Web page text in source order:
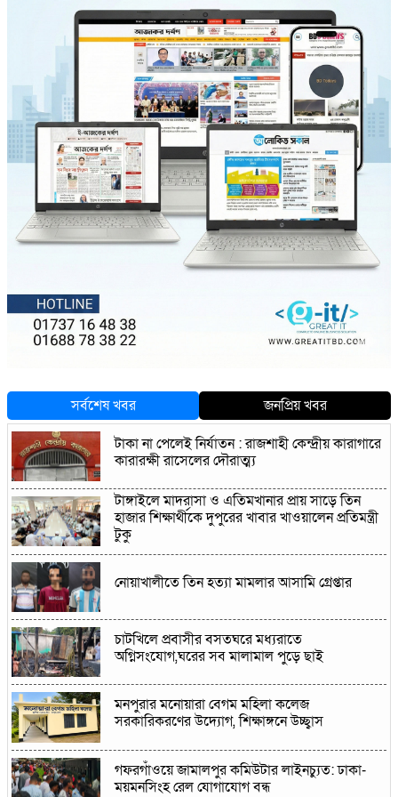
সর্বশেষ খবর
জনপ্রিয় খবর
টাকা না পেলেই নির্যাতন : রাজশাহী কেন্দ্রীয় কারাগারে
কারারক্ষী রাসেলের দৌরাত্ম্য
টাঙ্গাইলে মাদরাসা ও এতিমখানার প্রায় সাড়ে তিন
হাজার শিক্ষার্থীকে দুপুরের খাবার খাওয়ালেন প্রতিমন্ত্রী
টুকু
নোয়াখালীতে তিন হত্যা মামলার আসামি গ্রেপ্তার
চাটখিলে প্রবাসীর বসতঘরে মধ্যরাতে
অগ্নিসংযোগ,ঘরের সব মালামাল পুড়ে ছাই
মনপুরার মনোয়ারা বেগম মহিলা কলেজ
সরকারিকরণের উদ্যোগ, শিক্ষাঙ্গনে উচ্ছ্বাস
গফরগাঁওয়ে জামালপুর কমিউটার লাইনচ্যুত: ঢাকা-
ময়মনসিংহ রেল যোগাযোগ বন্ধ